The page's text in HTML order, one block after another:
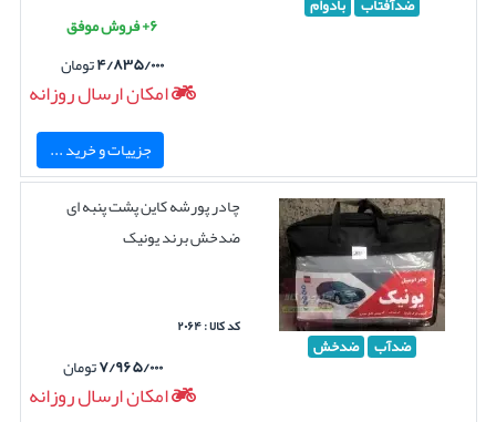
۶+ فروش موفق
۴/۸۳۵/۰۰۰تومان
امکان ارسال روزانه
جزییات و خرید ...
ضدآب ضدخش
چادر پورشه کاین پشت پنبه ای
ضدخش برند یونیک
کد کالا : ۲۰۶۴
۷/۹۶۵/۰۰۰تومان
امکان ارسال روزانه